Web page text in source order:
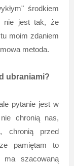
środkiem
nie jest tak, że
moim zdaniem
metoda.
ubraniami?
pytanie jest w
chronią nas,
chronią przed
pamiętam to
ma szacowaną